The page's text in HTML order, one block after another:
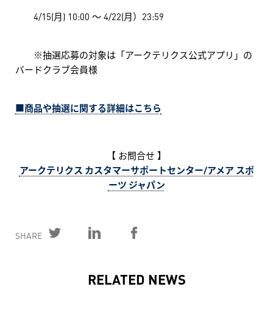
4/15(月) 10:00 ～ 4/22(月）23:59
※抽選応募の対象は「アークテリクス公式アプリ」の
バードクラブ会員様
■商品や抽選に関する詳細はこちら
【 お問合せ 】
アークテリクス カスタマーサポートセンター/アメア スポ
ーツ ジャパン
SHARE
RELATED NEWS